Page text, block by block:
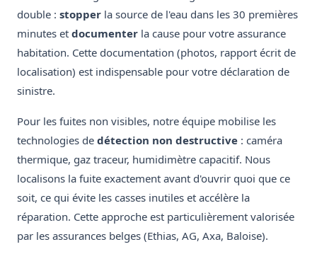
double : stopper la source de l'eau dans les 30 premières
minutes et documenter la cause pour votre assurance
habitation. Cette documentation (photos, rapport écrit de
localisation) est indispensable pour votre déclaration de
sinistre.
Pour les fuites non visibles, notre équipe mobilise les
technologies de détection non destructive : caméra
thermique, gaz traceur, humidimètre capacitif. Nous
localisons la fuite exactement avant d'ouvrir quoi que ce
soit, ce qui évite les casses inutiles et accélère la
réparation. Cette approche est particulièrement valorisée
par les assurances belges (Ethias, AG, Axa, Baloise).